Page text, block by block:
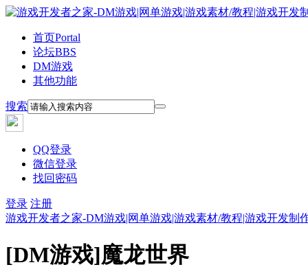
首页Portal
论坛BBS
DM游戏
其他功能
搜索
QQ登录
微信登录
找回密码
登录 注册
游戏开发者之家-DM游戏|网单游戏|游戏素材/教程|游戏开发制
[DM游戏]魔龙世界